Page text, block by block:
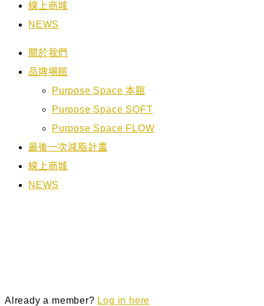
線上商城
NEWS
關於我們
品牌場館
Purpose Space 本館
Purpose Space SOFT
Purpose Space FLOW
最後一次減脂計畫
線上商城
NEWS
Already a member? Log in here